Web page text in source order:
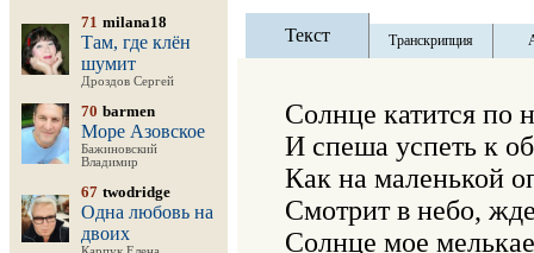
71 milana18
Там, где клён
шумит
Дроздов Сергей
70 barmen
Море Азовское
Бажиновский
Владимир
67 twodridge
Одна любовь на
двоих
Текст Транскрипция
Солнце катится по
И спеша успеть к
Как на маленькой
Смотрит в небо,
Солнце мое